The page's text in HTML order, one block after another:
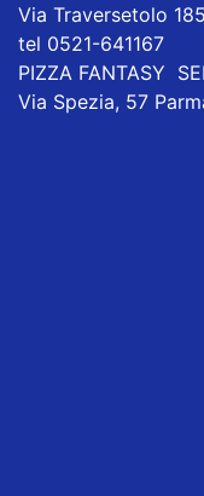
Via Traversetolo
tel 0521-641167
PIZZA FANTASY
Via Spezia, 57